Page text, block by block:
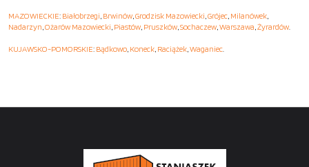
MAZOWIECKIE: Białobrzegi, Brwinów,Grodzisk Mazowiecki,Grójec, Milanówek,
Nadarzyn,Ożarów Mazowiecki, Piastów, Pruszków,Sochaczew,Warszawa,Żyrardów.
KUJAWSKO-POMORSKIE: Bądkowo, Koneck, Raciążek,Waganiec.